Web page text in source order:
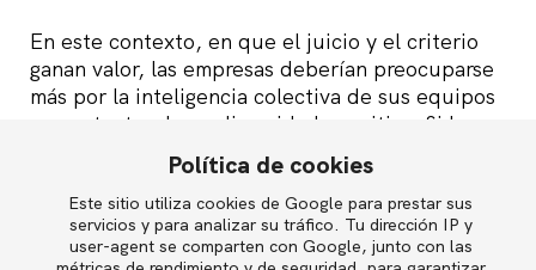
English
En este contexto, en que el juicio y el criterio
ganan valor, las empresas deberían preocuparse
más por la inteligencia colectiva de sus equipos
y, por tanto, de su diversidad cognitiva. Si la
ventaja ya no estará en producir más de lo
mismo, sino en formular mejores preguntas,
interpretar señales débiles, contrastar
perspectivas y decidir con sentido de contexto y
responsabilidad, necesitamos algo más que
Política de cookies
Este sitio utiliza cookies de Google para prestar sus
servicios y para analizar su tráfico. Tu dirección IP y
user-agent se comparten con Google, junto con las